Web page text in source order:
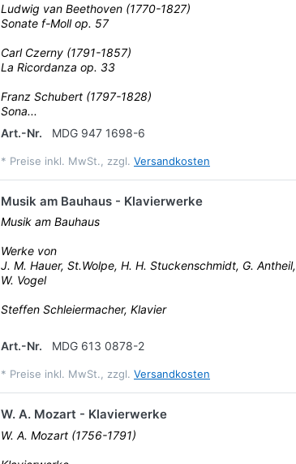
Ludwig van Beethoven (1770-1827)
Sonate f-Moll op. 57
Carl Czerny (1791-1857)
La Ricordanza op. 33
Franz Schubert (1797-1828)
Sona...
Art.-Nr.
MDG 947 1698-6
* Preise inkl. MwSt., zzgl. Versandkosten
Musik am Bauhaus - Klavierwerke
Musik am Bauhaus
Werke von
J. M. Hauer, St.Wolpe, H. H. Stuckenschmidt, G. Antheil,
W. Vogel
Steffen Schleiermacher, Klavier
Art.-Nr. MDG 613 0878-2
* Preise inkl. MwSt., zzgl. Versandkosten
W. A. Mozart - Klavierwerke
W. A. Mozart (1756-1791)